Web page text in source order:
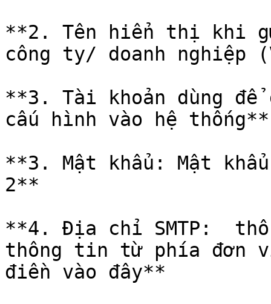
**2. Tên hiển thị khi
công ty/ doanh nghiệp
**3. Tài khoản dùng
cấu hình vào hệ thống**
**3. Mật khẩu: Mật
2**
**4. Địa chỉ SMTP:
thông tin từ phía đơn
điền vào đây**